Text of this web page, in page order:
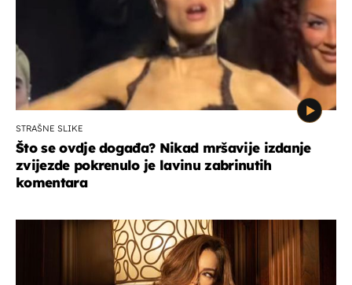
STRAŠNE SLIKE
Što se ovdje događa? Nikad mršavije izdanje
zvijezde pokrenulo je lavinu zabrinutih
komentara